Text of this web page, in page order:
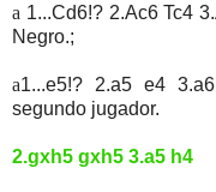
a 1...Cd6!? 2.Ac6 Tc4
Negro.;
a1...e5!? 2.a5 e4
segundo jugador.
2.gxh5 gxh5 3.a5 h4